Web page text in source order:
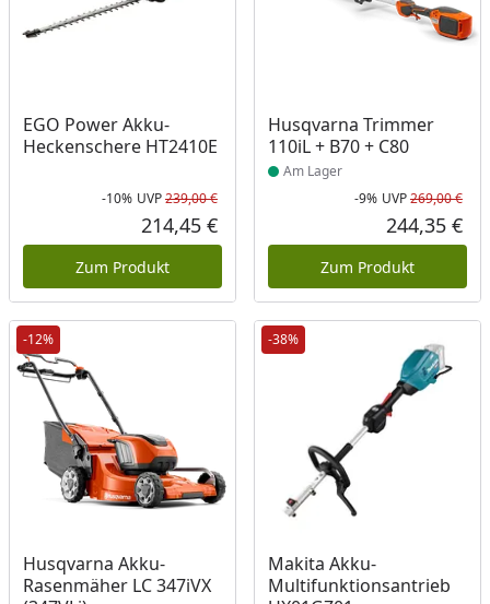
EGO Power Akku-
Heckenschere HT2410E
Rabatt in Prozent
-10%
Ursprünglicher Preis
UVP239,00 €
Aktueller Preis
214,45 €
Zum Produkt
Husqvarna Trimmer
110iL + B70 + C80
Produkt am Lager
Am Lager
-9% UVP269,00 €
244,35 €
Zum Produkt
-12%
Husqvarna Akku-
Rasenmäher LC 347iVX
Produkt am Lager
-38%
Makita Akku-
Multifunktionsantrieb